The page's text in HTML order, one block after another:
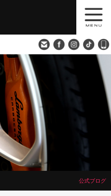
公式ブログ